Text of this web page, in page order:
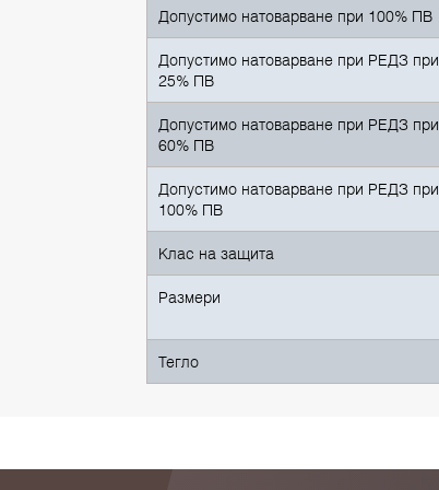
Допустимо натоварване при 100% ПВ
Допустимо натоварване при РЕДЗ при
25% ПВ
Допустимо натоварване при РЕДЗ при
60% ПВ
Допустимо натоварване при РЕДЗ при
100% ПВ
Клас на защита
Размери
Тегло